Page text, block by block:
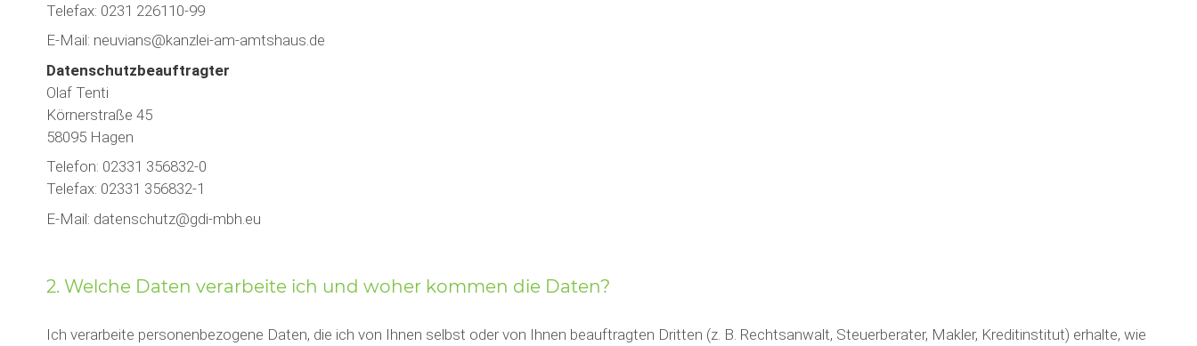
Telefax: 0231 226110-99
E-Mail: neuvians@kanzlei-am-amtshaus.de
Datenschutzbeauftragter
Olaf Tenti
Körnerstraße 45
58095 Hagen
Telefon: 02331 356832-0
Telefax: 02331 356832-1
E-Mail: datenschutz@gdi-mbh.eu
2. Welche Daten verarbeite ich und woher kommen die Daten?
Ich verarbeite personenbezogene Daten, die ich von Ihnen selbst oder von Ihnen beauftragten Dritten (z. B. Rechtsanwalt, Steuerberater, Makler, Kreditinstitut) erhalte, wie